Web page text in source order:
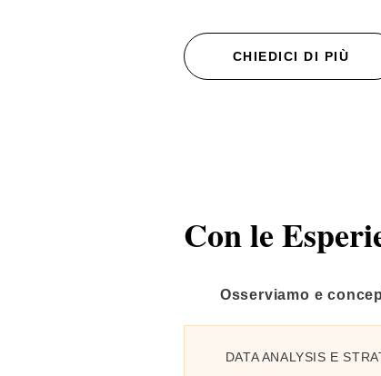
CHIEDICI DI PIÙ
Con le
Osserviamo e
DATA ANALYSIS E